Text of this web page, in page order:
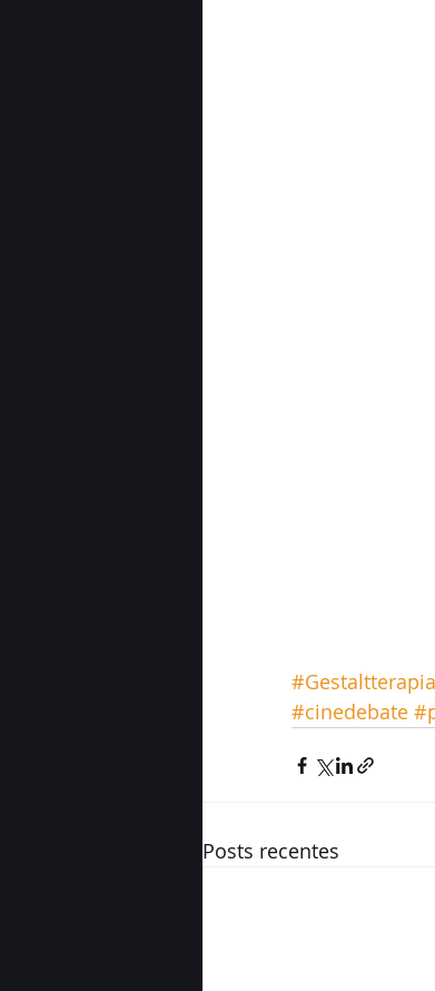
#Gestaltterapia
#cinedebate
Posts recentes